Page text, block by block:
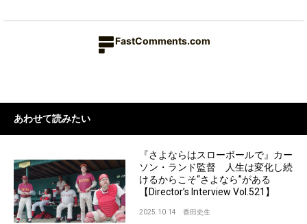
FastComments.com
あわせて読みたい
『さよならはスローボールで』カー
ソン・ランド監督 人生は変化し続
けるからこそ“さよなら”がある
【Director’s Interview Vol.521】
2025.10.14 香田史生